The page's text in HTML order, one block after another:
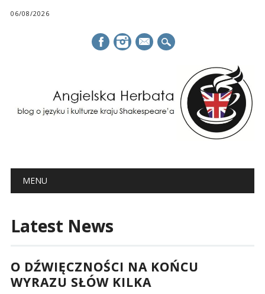
06/08/2026
mail
Main menu
MENU
Latest News
O DŹWIĘCZNOŚCI NA KOŃCU
WYRAZU SŁÓW KILKA